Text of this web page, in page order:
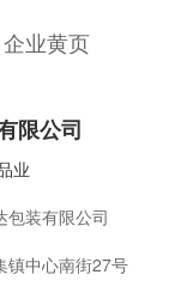
企业黄页
限公司
业
包装有限公司
镇中心南街27号